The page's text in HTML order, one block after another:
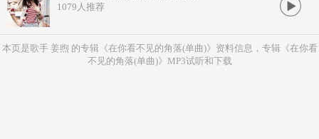
1079 人推荐
本页是歌手 姜煦 的专辑《在你看不见的角落(单曲)》资料信息，专辑《在你看
不见的角落(单曲)》MP3试听和下载